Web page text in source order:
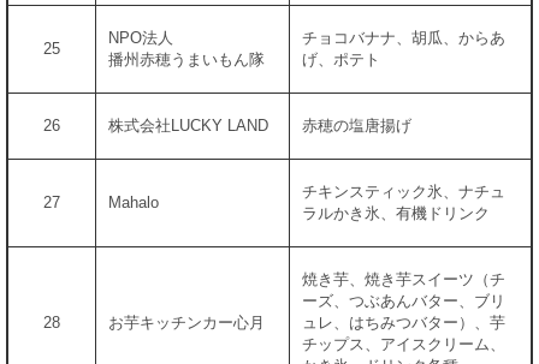
25
NPO法人
播州赤穂うまいもん隊
チョコバナナ、胡瓜、からあ
げ、ポテト
26 株式会社LUCKY LAND 赤穂の塩唐揚げ
27 Mahalo
チキンスティック氷、ナチュ
ラルかき氷、有機ドリンク
28 お芋キッチンカー心月
焼き芋、焼き芋スイーツ（チ
ーズ、つぶあんバター、ブリ
ュレ、はちみつバター）、芋
チップス、アイスクリーム、